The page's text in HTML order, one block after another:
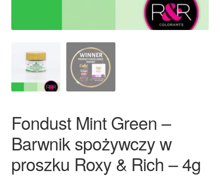
Fondust Mint Green –
Barwnik spożywczy w
proszku Roxy & Rich – 4g